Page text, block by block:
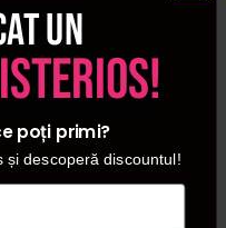
un
poți primi?
și descoperă discountul!